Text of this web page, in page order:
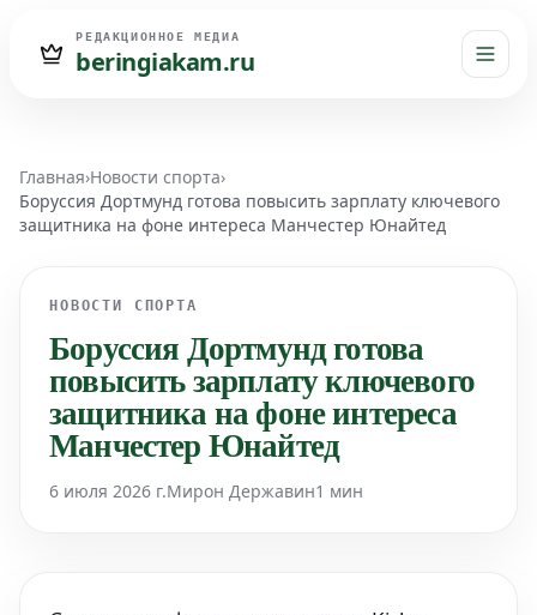
РЕДАКЦИОННОЕ МЕДИА
beringiakam.ru
Главная›Новости спорта›
Боруссия Дортмунд готова повысить зарплату ключевого
защитника на фоне интереса Манчестер Юнайтед
НОВОСТИ СПОРТА
Боруссия Дортмунд готова
повысить зарплату ключевого
защитника на фоне интереса
Манчестер Юнайтед
6 июля 2026 г.Мирон Державин1 мин